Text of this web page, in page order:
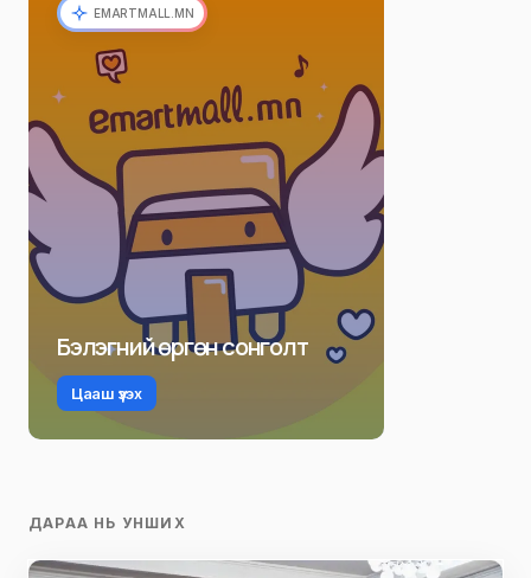
EMARTMALL.MN
Бэлэгний өргөн сонголт
Цааш үзэх
ДАРАА НЬ УНШИХ